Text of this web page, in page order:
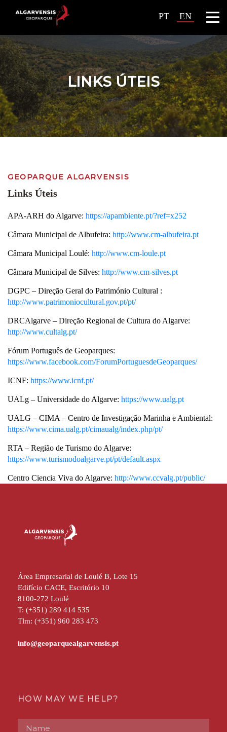
PT EN
LINKS ÚTEIS
GEOPARQUE ALGARVENSIS
Links Úteis
APA-ARH do Algarve: https://apambiente.pt/?ref=x252
Câmara Municipal de Albufeira: http://www.cm-albufeira.pt
Câmara Municipal Loulé: http://www.cm-loule.pt
Câmara Municipal de Silves: http://www.cm-silves.pt
DGPC – Direção Geral do Património Cultural :
http://www.patrimoniocultural.gov.pt/pt/
DRCAlgarve – Direção Regional de Cultura do Algarve:
http://www.cultalg.pt/
Fórum Português de Geoparques:
https://www.facebook.com/ForumPortuguesdeGeoparques/
ICNF: https://www.icnf.pt/
UALg – Universidade do Algarve: https://www.ualg.pt
UALG – CIMA – Centro de Investigação Marinha e Ambiental:
https://www.cima.ualg.pt/cimaualg/index.php/pt/
RTA – Região de Turismo do Algarve:
https://www.turismodoalgarve.pt/pt/default.aspx
Centro Ciencia Viva do Algarve: http://www.ccvalg.pt/public/
Área Empresarial de Loulé B, Lote 15
Edifício CACE, Escritório 10
8100-272 Loulé
T: (+351) 289 414 535
Tlm: (+351) 960 283 473
HOW MAY WE HELP?